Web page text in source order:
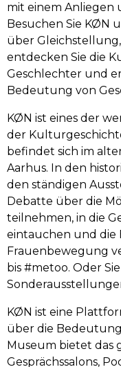
mit einem Anliegen
Besuchen Sie KØN
über
entdecken Sie die
Geschlechter und
Bedeutung von
KØN ist eines der
der
befindet sich im
Aarhus. In den
den ständigen
Debatte über die
teilnehmen, in die
eintauchen und
Frauenbewegung
bis #metoo. Oder
KØN ist eine
über die
Museum bietet das
Gesprächssalons,